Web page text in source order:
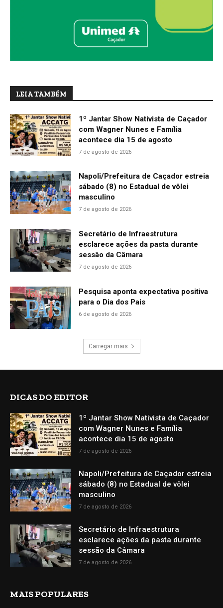
LEIA TAMBÉM
1º Jantar Show Nativista de Caçador
com Wagner Nunes e Família
acontece dia 15 de agosto
7 de agosto de 2026
Napoli/Prefeitura de Caçador estreia
sábado (8) no Estadual de vôlei
masculino
7 de agosto de 2026
Secretário de Infraestrutura
esclarece ações da pasta durante
sessão da Câmara
7 de agosto de 2026
Pesquisa aponta expectativa positiva
para o Dia dos Pais
6 de agosto de 2026
Carregar mais
DICAS DO EDITOR
1º Jantar Show Nativista de Caçador
com Wagner Nunes e Família
acontece dia 15 de agosto
7 de agosto de 2026
Napoli/Prefeitura de Caçador estreia
sábado (8) no Estadual de vôlei
masculino
7 de agosto de 2026
Secretário de Infraestrutura
esclarece ações da pasta durante
sessão da Câmara
7 de agosto de 2026
MAIS POPULARES